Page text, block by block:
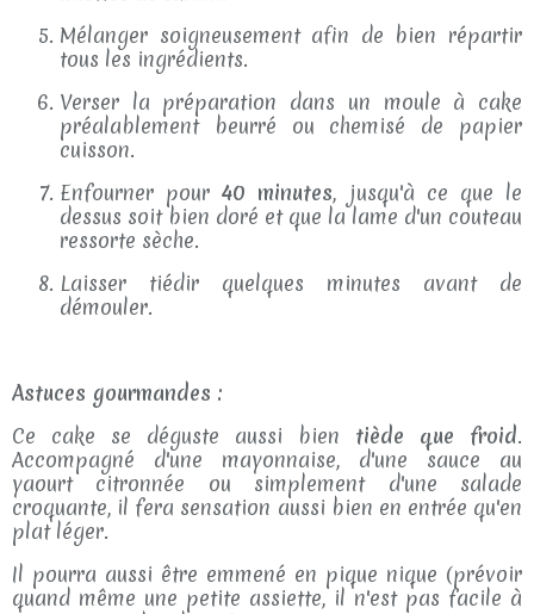
Mélanger soigneusement afin de bien répartir
tous les ingrédients.
Verser la préparation dans un moule à cake
préalablement beurré ou chemisé de papier
cuisson.
Enfourner pour40 minutes, jusqu'à ce que le
dessus soit bien doré et que la lame d'un couteau
ressorte sèche.
Laisser tiédir quelques minutes avant de
démouler.
Astuces gourmandes :
Ce cake se déguste aussi bien tiède que froid.
Accompagné d'une mayonnaise, d'une sauce au
yaourt citronnée ou simplement d'une salade
croquante, il fera sensation aussi bien en entrée qu'en
plat léger.
Il pourra aussi être emmené en pique nique (prévoir
quand même une petite assiette, il n'est pas facile à